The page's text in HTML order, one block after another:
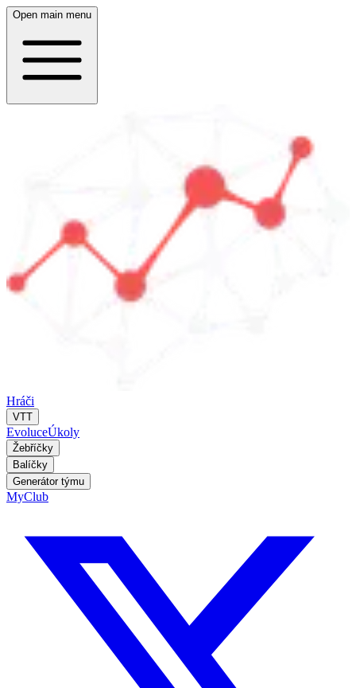
Open main menu
Hráči
VTT
EvoluceÚkoly
Žebříčky
Balíčky
Generátor týmu
MyClub